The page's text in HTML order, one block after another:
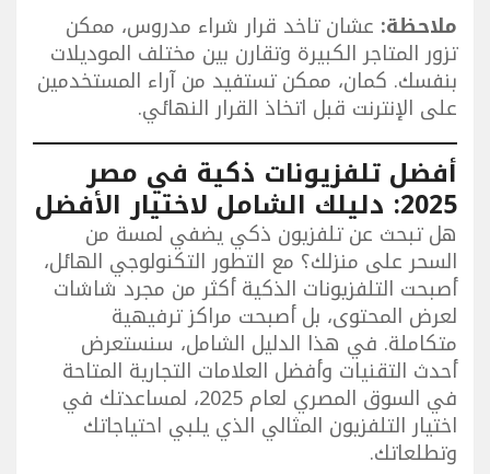
ملاحظة: عشان تاخد قرار شراء مدروس، ممكن
تزور المتاجر الكبيرة وتقارن بين مختلف الموديلات
بنفسك. كمان، ممكن تستفيد من آراء المستخدمين
على الإنترنت قبل اتخاذ القرار النهائي.
أفضل تلفزيونات ذكية في مصر
2025: دليلك الشامل لاختيار الأفضل
هل تبحث عن تلفزيون ذكي يضفي لمسة من
السحر على منزلك؟ مع التطور التكنولوجي الهائل،
أصبحت التلفزيونات الذكية أكثر من مجرد شاشات
لعرض المحتوى، بل أصبحت مراكز ترفيهية
متكاملة. في هذا الدليل الشامل، سنستعرض
أحدث التقنيات وأفضل العلامات التجارية المتاحة
في السوق المصري لعام 2025، لمساعدتك في
اختيار التلفزيون المثالي الذي يلبي احتياجاتك
وتطلعاتك.